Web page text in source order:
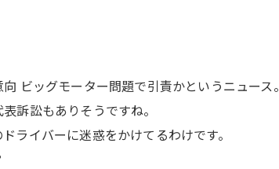
ビッグモーター問題で引責かというニュース。
訴訟もありそうですね。
ライバーに迷惑をかけてるわけです。